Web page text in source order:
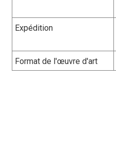
Expédition
Format de l'œuvre d'art